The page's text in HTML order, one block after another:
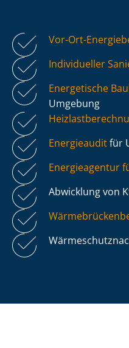
Vor-Ort-
Individueller
Energetische
Umgebung
Energieauditfür
Energieagentur
Abwicklung von